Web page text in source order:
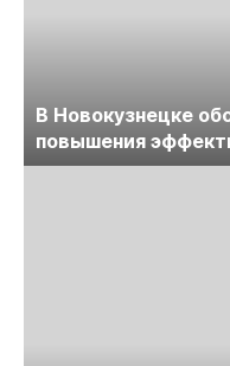
В Новокузнецке
повышения
предприятий